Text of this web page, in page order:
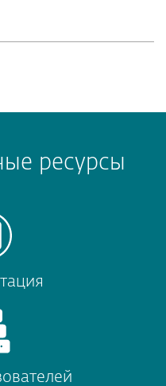
ресурсы